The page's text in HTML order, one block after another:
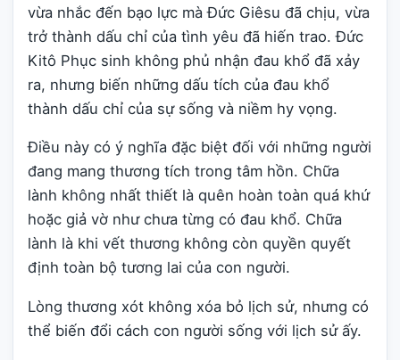
vừa nhắc đến bạo lực mà Đức Giêsu đã chịu, vừa
trở thành dấu chỉ của tình yêu đã hiến trao. Đức
Kitô Phục sinh không phủ nhận đau khổ đã xảy
ra, nhưng biến những dấu tích của đau khổ
thành dấu chỉ của sự sống và niềm hy vọng.
Điều này có ý nghĩa đặc biệt đối với những người
đang mang thương tích trong tâm hồn. Chữa
lành không nhất thiết là quên hoàn toàn quá khứ
hoặc giả vờ như chưa từng có đau khổ. Chữa
lành là khi vết thương không còn quyền quyết
định toàn bộ tương lai của con người.
Lòng thương xót không xóa bỏ lịch sử, nhưng có
thể biến đổi cách con người sống với lịch sử ấy.